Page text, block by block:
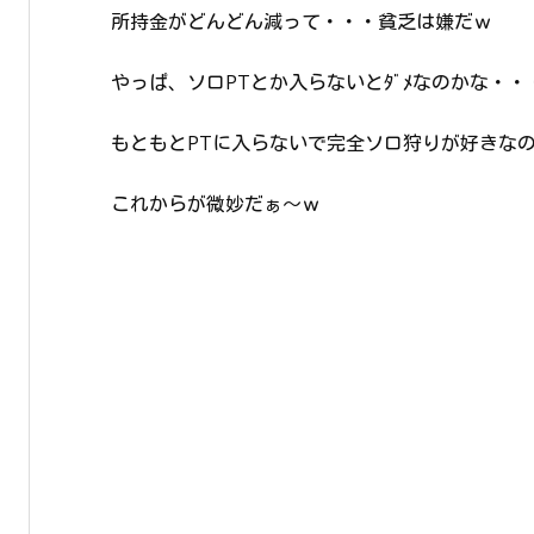
所持金がどんどん減って・・・貧乏は嫌だｗ
やっぱ、ソロPTとか入らないとﾀﾞﾒなのかな・・
もともとPTに入らないで完全ソロ狩りが好きな
これからが微妙だぁ～ｗ